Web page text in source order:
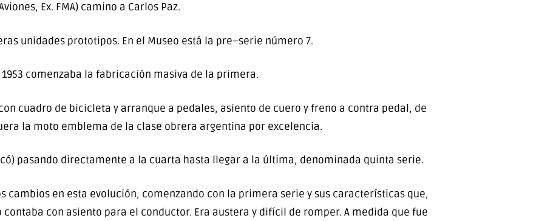
Ex. FMA) camino a Carlos Paz.
unidades prototipos. En el Museo está la pre–serie número 7.
1953 comenzaba la fabricación masiva de la primera.
cuadro de bicicleta y arranque a pedales, asiento de cuero y freno a contra pedal, de
la moto emblema de la clase obrera argentina por excelencia.
pasando directamente a la cuarta hasta llegar a la última, denominada quinta serie.
cambios en esta evolución, comenzando con la primera serie y sus características que,
con asiento para el conductor. Era austera y difícil de romper. A medida que fue